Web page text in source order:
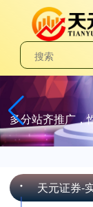
多分站齐推广，
天元证券-